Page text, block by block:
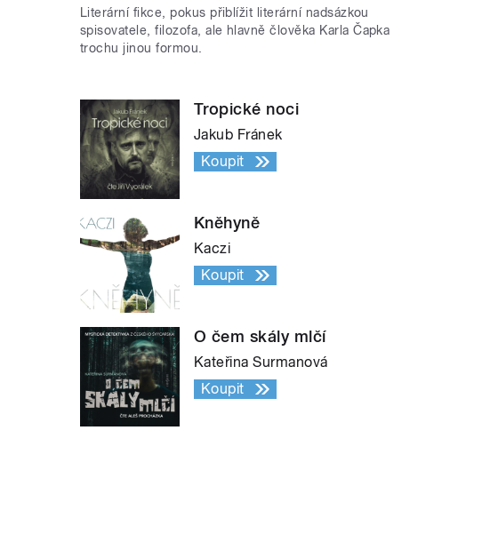
Literární fikce, pokus přiblížit literární nadsázkou
spisovatele, filozofa, ale hlavně člověka Karla Čapka
trochu jinou formou.
Tropické noci
Jakub Fránek
Koupit
Kněhyně
Kaczi
Koupit
O čem skály mlčí
Kateřina Surmanová
Koupit